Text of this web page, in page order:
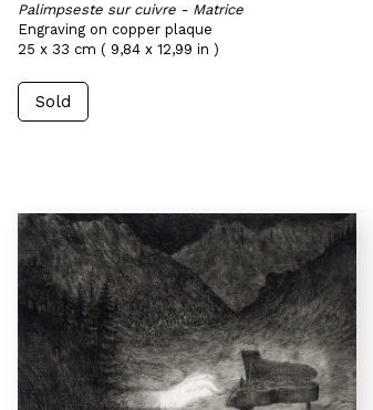
Palimpseste sur cuivre - Matrice
Engraving on copper plaque
25 x 33 cm ( 9,84 x 12,99 in )
Sold